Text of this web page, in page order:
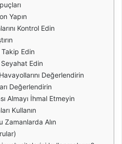
Yapın
Kontrol Edin
Takip Edin
Edin
Değerlendirin
Değerlendirin
Almayı İhmal Etmeyin
Kullanın
Zamanlarda Alın